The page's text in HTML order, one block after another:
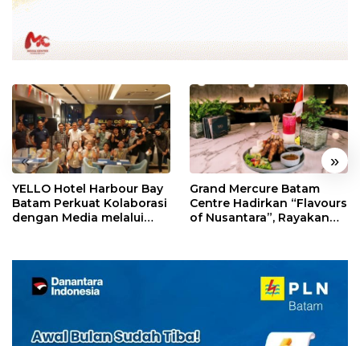
« »
YELLO Hotel Harbour Bay
Batam Perkuat Kolaborasi
dengan Media melalui
Grand Mercure Batam
Centre Hadirkan “Flavours
of Nusantara”, Rayakan